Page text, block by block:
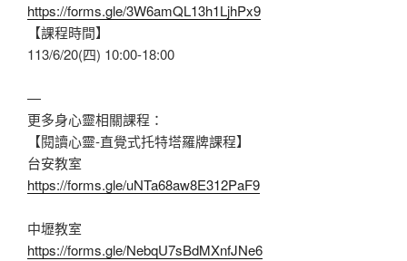
https://forms.gle/3W6amQL13h1LjhPx9
【課程時間】
113/6/20(四) 10:00-18:00
—
更多身心靈相關課程：
【閱讀心靈-直覺式托特塔羅牌課程】
台安教室
https://forms.gle/uNTa68aw8E312PaF9
中壢教室
https://forms.gle/NebqU7sBdMXnfJNe6